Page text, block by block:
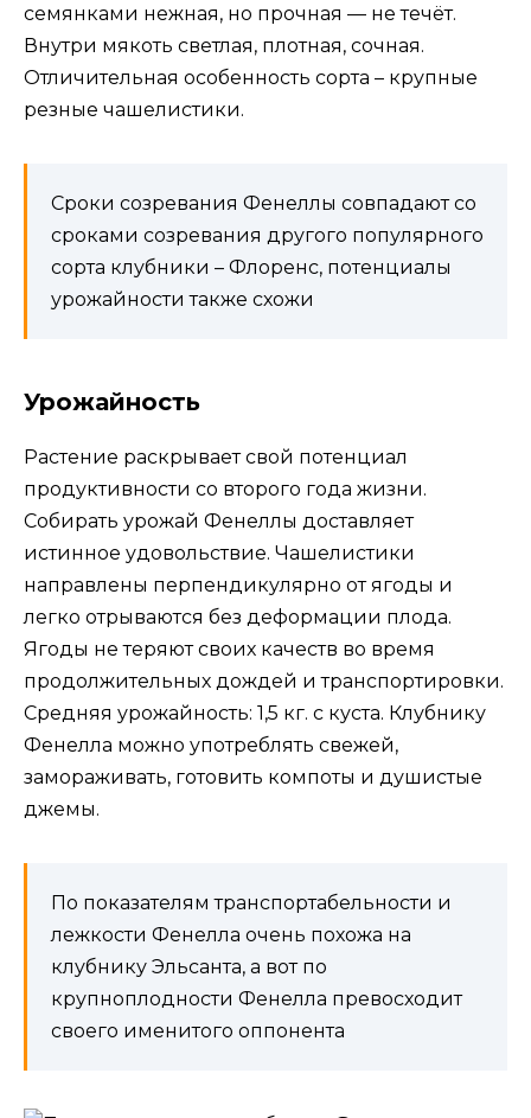
семянками нежная, но прочная — не течёт.
Внутри мякоть светлая, плотная, сочная.
Отличительная особенность сорта – крупные
резные чашелистики.
Сроки созревания Фенеллы совпадают со
сроками созревания другого популярного
сорта клубники – Флоренс, потенциалы
урожайности также схожи
Урожайность
Растение раскрывает свой потенциал
продуктивности со второго года жизни.
Собирать урожай Фенеллы доставляет
истинное удовольствие. Чашелистики
направлены перпендикулярно от ягоды и
легко отрываются без деформации плода.
Ягоды не теряют своих качеств во время
продолжительных дождей и транспортировки.
Средняя урожайность: 1,5 кг. с куста. Клубнику
Фенелла можно употреблять свежей,
замораживать, готовить компоты и душистые
джемы.
По показателям транспортабельности и
лежкости Фенелла очень похожа на
клубнику Эльсанта, а вот по
крупноплодности Фенелла превосходит
своего именитого оппонента